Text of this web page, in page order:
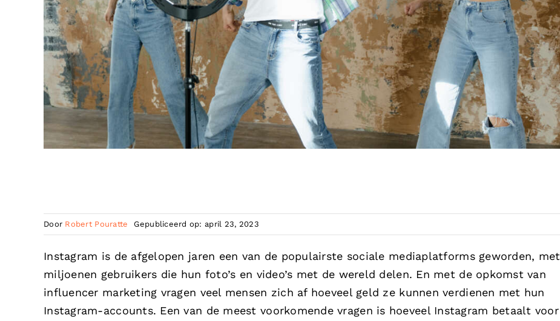
Door Robert Pouratte Gepubliceerd op: april 23, 2023
Instagram is de afgelopen jaren een van de populairste sociale mediaplatforms geworden, met
miljoenen gebruikers die hun foto’s en video’s met de wereld delen. En met de opkomst van
influencer marketing vragen veel mensen zich af hoeveel geld ze kunnen verdienen met hun
Instagram-accounts. Een van de meest voorkomende vragen is hoeveel Instagram betaalt voor